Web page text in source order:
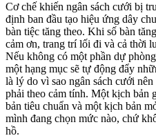
Cơ chế khiến ngân sách cưới bị
định ban đầu tạo hiệu ứng dây
bàn tiệc tăng theo. Khi số bàn
cảm ơn, trang trí lối đi và cả thời
Nếu không có một phần dự
một hạng mục sẽ tự động đẩy
là lý do vì sao ngân sách cưới
phải theo cảm tính. Một kịch bản
bản tiêu chuẩn và một kịch bản
mình đang chọn mức nào, chứ
hồ.